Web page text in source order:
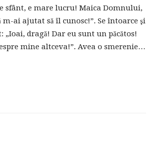
sfânt, e mare lucru! Maica Domnului,
m-ai ajutat să îl cunosc!”. Se întoarce şi
dragă! Dar eu sunt un păcătos!
mine altceva!”. Avea o smerenie…